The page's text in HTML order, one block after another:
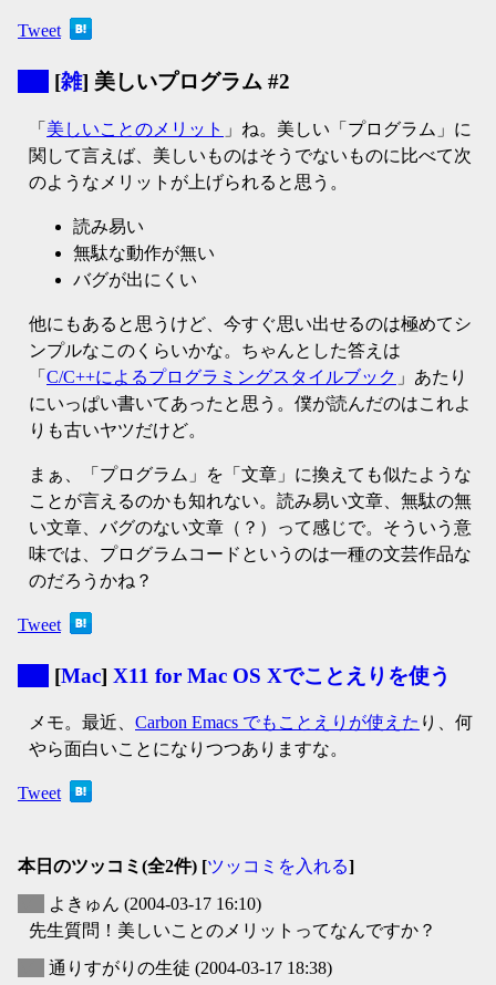
Tweet
[雑] 美しいプログラム #2
「 美しいことのメリット 」ね。美しい「プログラム」に
関して言えば、美しいものはそうでないものに比べて次
のようなメリットが上げられると思う。
読み易い
無駄な動作が無い
バグが出にくい
他にもあると思うけど、今すぐ思い出せるのは極めてシ
ンプルなこのくらいかな。ちゃんとした答えは
「 C/C++によるプログラミングスタイルブック 」あたり
にいっぱい書いてあったと思う。僕が読んだのはこれよ
りも古いヤツだけど。
まぁ、「プログラム」を「文章」に換えても似たような
ことが言えるのかも知れない。読み易い文章、無駄の無
い文章、バグのない文章（？）って感じで。そういう意
味では、プログラムコードというのは一種の文芸作品な
のだろうかね？
Tweet
[Mac]X11 for Mac OS Xでことえりを使う
メモ。最近、 Carbon Emacs でもことえりが使えた り、何
やら面白いことになりつつありますな。
Tweet
本日のツッコミ(全2件) [ツッコミを入れる]
よきゅん (2004-03-17 16:10)
先生質問！美しいことのメリットってなんですか？
通りすがりの生徒 (2004-03-17 18:38)